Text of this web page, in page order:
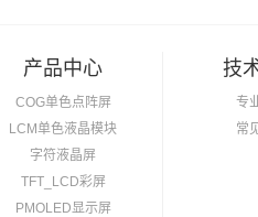
产品中心
COG单色点阵屏
LCM单色液晶模块
字符液晶屏
TFT_LCD彩屏
PMOLED显示屏
技
专
常